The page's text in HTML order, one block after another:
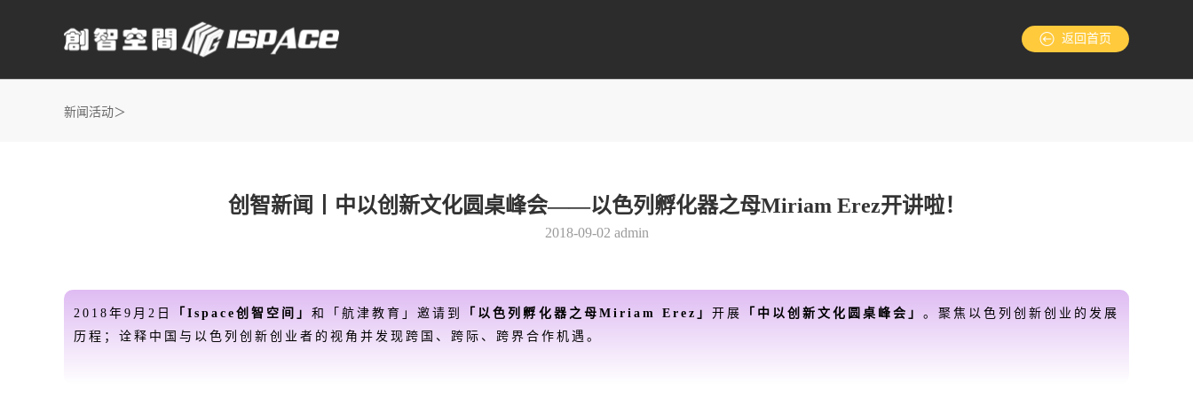
返回首页
新闻活动＞
创智新闻丨中以创新文化圆桌峰会——以色列孵化器之母Miriam Erez开讲啦！
2018-09-02 admin
2018年9月2日 「Ispace创智空间」和 「航津教育 」邀请到 「以色列孵化器之母Miriam Erez」 开展 「中以创新文化圆桌峰会」 。 聚焦以色列创新创业的发展
历程；诠释中国与以色列创新创业者的视角并发现跨国、跨际、跨界合作机遇。